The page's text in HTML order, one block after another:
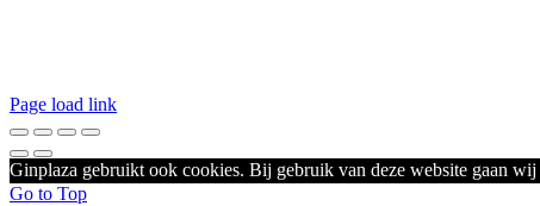
Page load link
Ginplaza gebruikt ook cookies. Bij gebruik van deze website gaan
Go to Top